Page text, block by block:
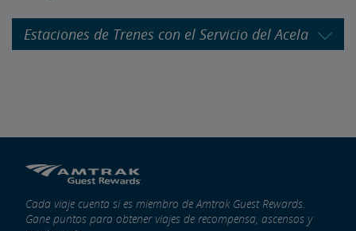
Estaciones de Trenes con el Servicio del Acela
Cada viaje cuenta si es miembro de Amtrak Guest Rewards.
Gane puntos para obtener viajes de recompensa, ascensos y